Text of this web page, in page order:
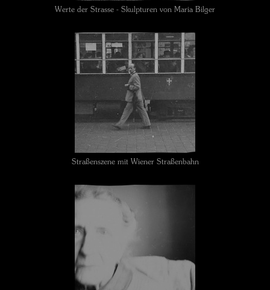
Werte der Strasse - Skulpturen von Maria Bilger
Straßenszene mit Wiener Straßenbahn